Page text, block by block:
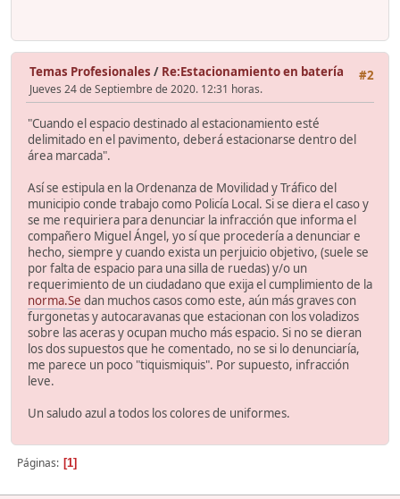
#2
Temas Profesionales / Re:Estacionamiento en batería
Jueves 24 de Septiembre de 2020. 12:31 horas.
"Cuando el espacio destinado al estacionamiento esté
delimitado en el pavimento, deberá estacionarse dentro del
área marcada".
Así se estipula en la Ordenanza de Movilidad y Tráfico del
municipio conde trabajo como Policía Local. Si se diera el caso y
se me requiriera para denunciar la infracción que informa el
compañero Miguel Ángel, yo sí que procedería a denunciar e
hecho, siempre y cuando exista un perjuicio objetivo, (suele se
por falta de espacio para una silla de ruedas) y/o un
requerimiento de un ciudadano que exija el cumplimiento de la
norma.Se dan muchos casos como este, aún más graves con
furgonetas y autocaravanas que estacionan con los voladizos
sobre las aceras y ocupan mucho más espacio. Si no se dieran
los dos supuestos que he comentado, no se si lo denunciaría,
me parece un poco "tiquismiquis". Por supuesto, infracción
leve.
Un saludo azul a todos los colores de uniformes.
Páginas 1